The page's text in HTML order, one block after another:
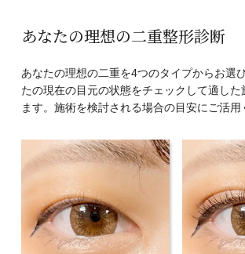
あなたの理想の二重整形診断
あなたの理想の二重を4つのタイプからお選
たの現在の目元の状態をチェックして適した
ます。施術を検討される場合の目安にご活用